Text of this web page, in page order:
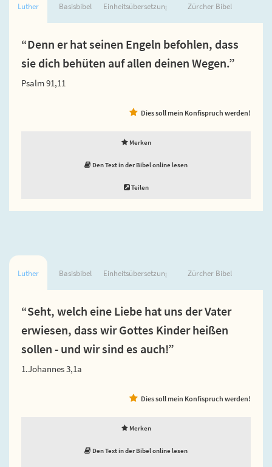
Luther Basisbibel Einheitsübersetzung Zürcher Bibel
“Denn er hat seinen Engeln befohlen, dass
sie dich behüten auf allen deinen Wegen.”
Psalm 91,11
Dies soll mein Konfispruch werden!
Merken
Den Text in der Bibel online lesen
Teilen
Luther Basisbibel Einheitsübersetzung Zürcher Bibel
“Seht, welch eine Liebe hat uns der Vater
erwiesen, dass wir Gottes Kinder heißen
sollen - und wir sind es auch!”
1.Johannes 3,1a
Dies soll mein Konfispruch werden!
Merken
Den Text in der Bibel online lesen